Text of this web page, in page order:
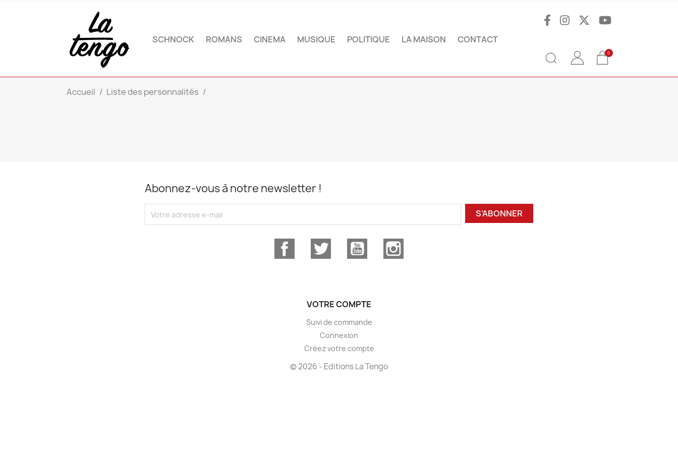
0
SCHNOCK ROMANS CINEMA MUSIQUE POLITIQUE LA MAISON CONTACT
Accueil Liste des personnalités
Abonnez-vous à notre newsletter !
S’ABONNER
Facebook Twitter YouTube
VOTRE COMPTE
Suivi de commande
Connexion
Créez votre compte
© 2026 - Editions La Tengo